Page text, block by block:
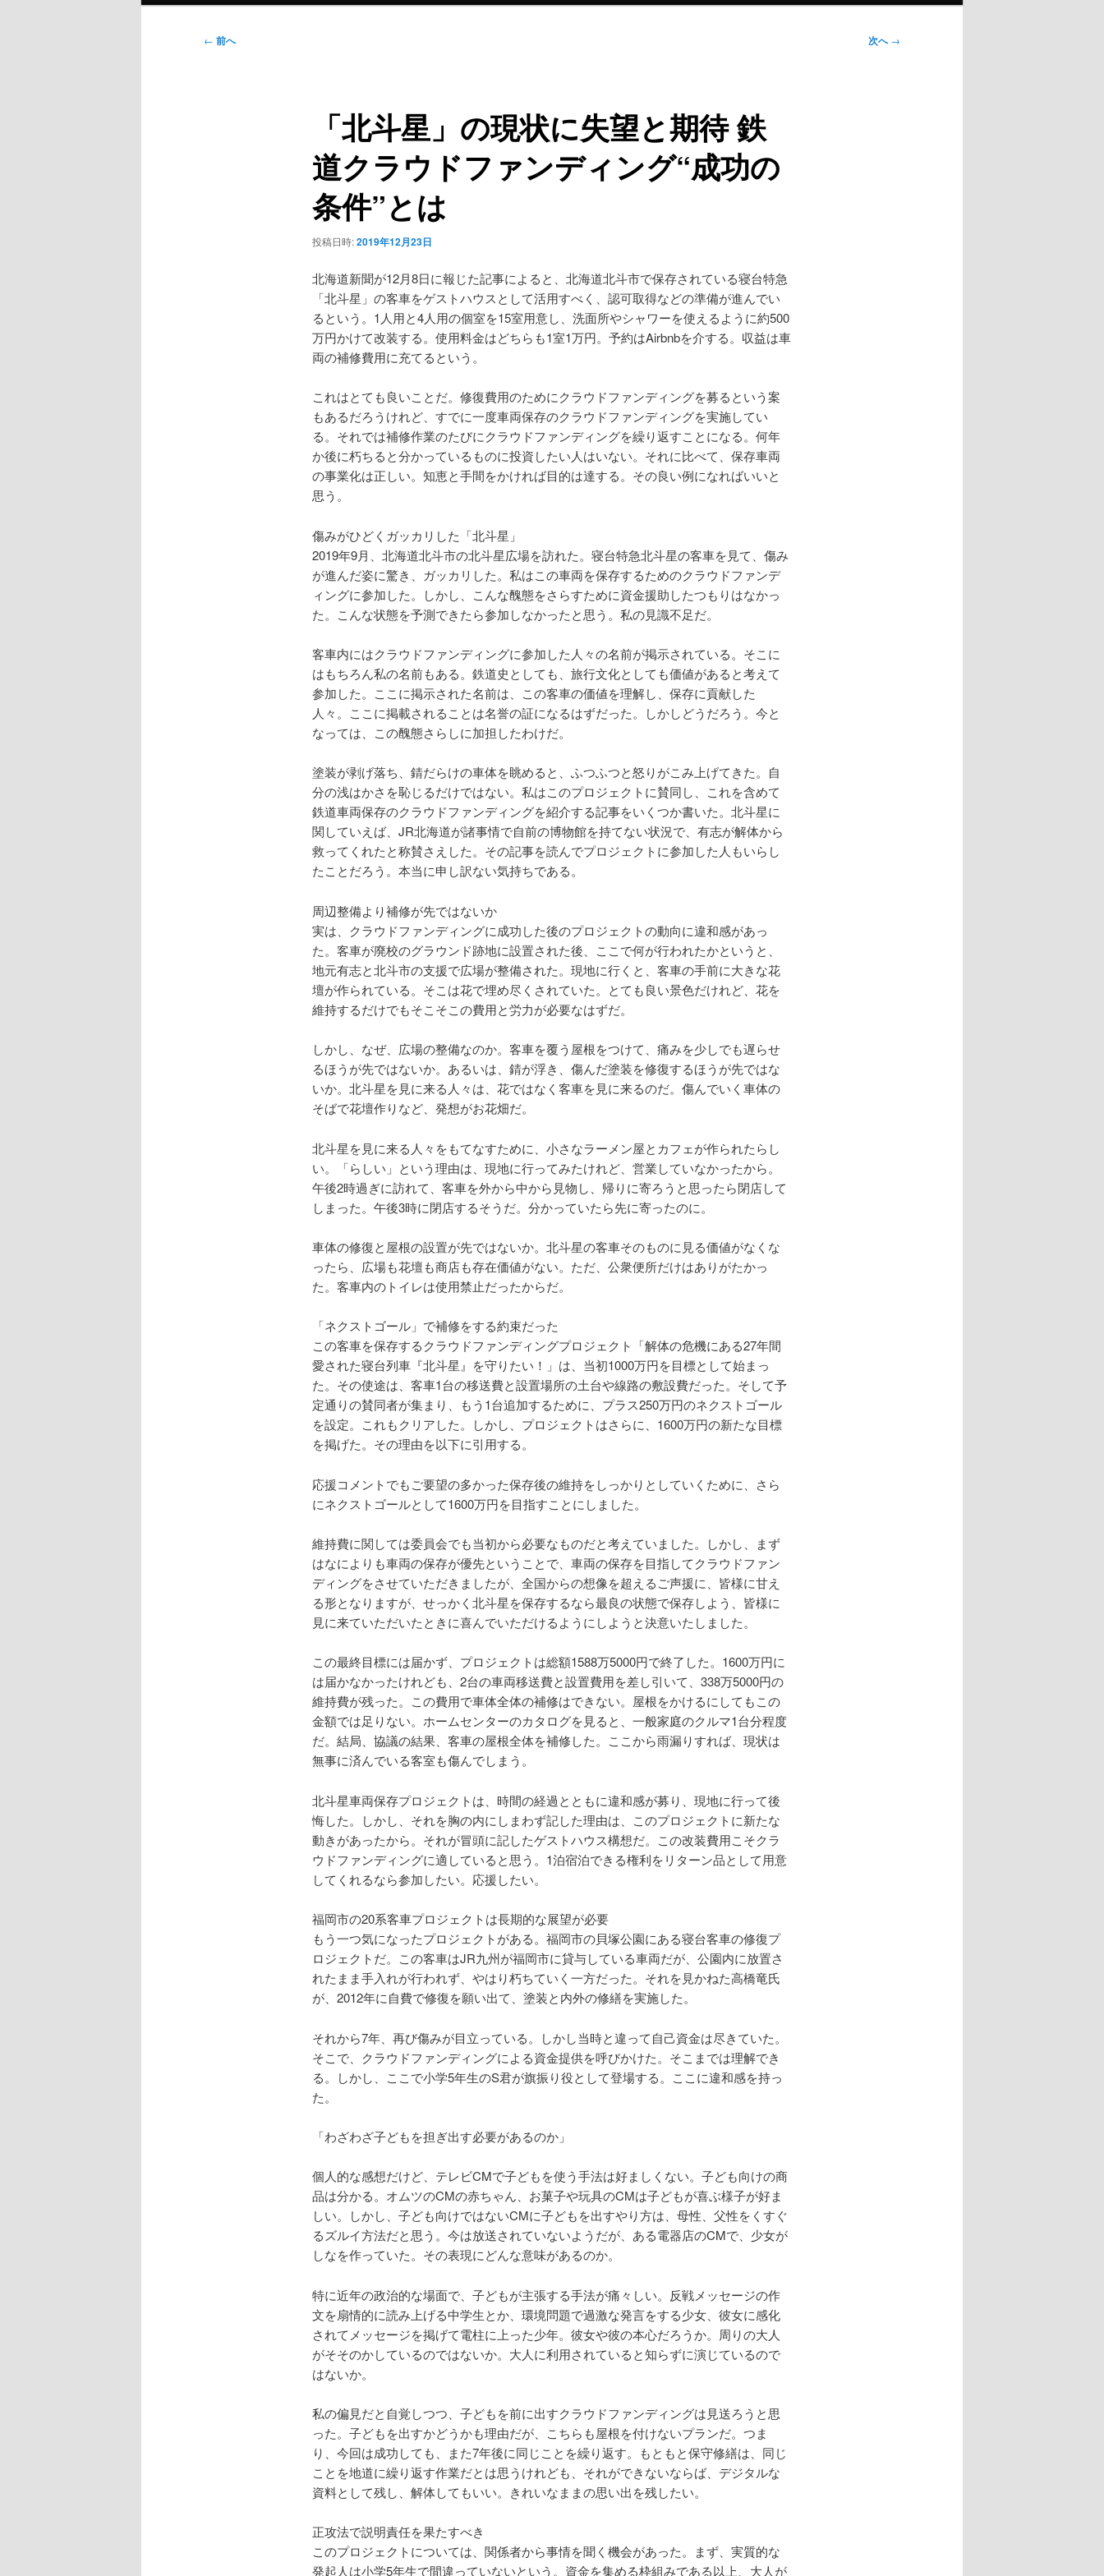
投
← 前へ 次へ→
「北斗星」の現状に失望と期待 鉄
道クラウドファンディング“成功の
条件”とは
投稿日時:2019年12月23日
北海道新聞が12月8日に報じた記事によると、北海道北斗市で保存されている寝台特急
「北斗星」の客車をゲストハウスとして活用すべく、認可取得などの準備が進んでい
るという。1人用と4人用の個室を15室用意し、洗面所やシャワーを使えるように約500
万円かけて改装する。使用料金はどちらも1室1万円。予約はAirbnbを介する。収益は車
両の補修費用に充てるという。
これはとても良いことだ。修復費用のためにクラウドファンディングを募るという案
もあるだろうけれど、すでに一度車両保存のクラウドファンディングを実施してい
る。それでは補修作業のたびにクラウドファンディングを繰り返すことになる。何年
か後に朽ちると分かっているものに投資したい人はいない。それに比べて、保存車両
の事業化は正しい。知恵と手間をかければ目的は達する。その良い例になればいいと
思う。
傷みがひどくガッカリした「北斗星」
2019年9月、北海道北斗市の北斗星広場を訪れた。寝台特急北斗星の客車を見て、傷み
が進んだ姿に驚き、ガッカリした。私はこの車両を保存するためのクラウドファンデ
ィングに参加した。しかし、こんな醜態をさらすために資金援助したつもりはなかっ
た。こんな状態を予測できたら参加しなかったと思う。私の見識不足だ。
客車内にはクラウドファンディングに参加した人々の名前が掲示されている。そこに
はもちろん私の名前もある。鉄道史としても、旅行文化としても価値があると考えて
参加した。ここに掲示された名前は、この客車の価値を理解し、保存に貢献した
人々。ここに掲載されることは名誉の証になるはずだった。しかしどうだろう。今と
なっては、この醜態さらしに加担したわけだ。
塗装が剥げ落ち、錆だらけの車体を眺めると、ふつふつと怒りがこみ上げてきた。自
分の浅はかさを恥じるだけではない。私はこのプロジェクトに賛同し、これを含めて
鉄道車両保存のクラウドファンディングを紹介する記事をいくつか書いた。北斗星に
関していえば、JR北海道が諸事情で自前の博物館を持てない状況で、有志が解体から
救ってくれたと称賛さえした。その記事を読んでプロジェクトに参加した人もいらし
たことだろう。本当に申し訳ない気持ちである。
周辺整備より補修が先ではないか
実は、クラウドファンディングに成功した後のプロジェクトの動向に違和感があっ
た。客車が廃校のグラウンド跡地に設置された後、ここで何が行われたかというと、
地元有志と北斗市の支援で広場が整備された。現地に行くと、客車の手前に大きな花
壇が作られている。そこは花で埋め尽くされていた。とても良い景色だけれど、花を
維持するだけでもそこそこの費用と労力が必要なはずだ。
しかし、なぜ、広場の整備なのか。客車を覆う屋根をつけて、痛みを少しでも遅らせ
るほうが先ではないか。あるいは、錆が浮き、傷んだ塗装を修復するほうが先ではな
いか。北斗星を見に来る人々は、花ではなく客車を見に来るのだ。傷んでいく車体の
そばで花壇作りなど、発想がお花畑だ。
北斗星を見に来る人々をもてなすために、小さなラーメン屋とカフェが作られたらし
い。「らしい」という理由は、現地に行ってみたけれど、営業していなかったから。
午後2時過ぎに訪れて、客車を外から中から見物し、帰りに寄ろうと思ったら閉店して
しまった。午後3時に閉店するそうだ。分かっていたら先に寄ったのに。
車体の修復と屋根の設置が先ではないか。北斗星の客車そのものに見る価値がなくな
ったら、広場も花壇も商店も存在価値がない。ただ、公衆便所だけはありがたかっ
た。客車内のトイレは使用禁止だったからだ。
「ネクストゴール」で補修をする約束だった
この客車を保存するクラウドファンディングプロジェクト「解体の危機にある27年間
愛された寝台列車『北斗星』を守りたい！」は、当初1000万円を目標として始まっ
た。その使途は、客車1台の移送費と設置場所の土台や線路の敷設費だった。そして予
定通りの賛同者が集まり、もう1台追加するために、プラス250万円のネクストゴール
を設定。これもクリアした。しかし、プロジェクトはさらに、1600万円の新たな目標
を掲げた。その理由を以下に引用する。
応援コメントでもご要望の多かった保存後の維持をしっかりとしていくために、さら
にネクストゴールとして1600万円を目指すことにしました。
維持費に関しては委員会でも当初から必要なものだと考えていました。しかし、まず
はなによりも車両の保存が優先ということで、車両の保存を目指してクラウドファン
ディングをさせていただきましたが、全国からの想像を超えるご声援に、皆様に甘え
る形となりますが、せっかく北斗星を保存するなら最良の状態で保存しよう、皆様に
見に来ていただいたときに喜んでいただけるようにしようと決意いたしました。
この最終目標には届かず、プロジェクトは総額1588万5000円で終了した。1600万円に
は届かなかったけれども、2台の車両移送費と設置費用を差し引いて、338万5000円の
維持費が残った。この費用で車体全体の補修はできない。屋根をかけるにしてもこの
金額では足りない。ホームセンターのカタログを見ると、一般家庭のクルマ1台分程度
だ。結局、協議の結果、客車の屋根全体を補修した。ここから雨漏りすれば、現状は
無事に済んでいる客室も傷んでしまう。
北斗星車両保存プロジェクトは、時間の経過とともに違和感が募り、現地に行って後
悔した。しかし、それを胸の内にしまわず記した理由は、このプロジェクトに新たな
動きがあったから。それが冒頭に記したゲストハウス構想だ。この改装費用こそクラ
ウドファンディングに適していると思う。1泊宿泊できる権利をリターン品として用意
してくれるなら参加したい。応援したい。
福岡市の20系客車プロジェクトは長期的な展望が必要
もう一つ気になったプロジェクトがある。福岡市の貝塚公園にある寝台客車の修復プ
ロジェクトだ。この客車はJR九州が福岡市に貸与している車両だが、公園内に放置さ
れたまま手入れが行われず、やはり朽ちていく一方だった。それを見かねた高橋竜氏
が、2012年に自費で修復を願い出て、塗装と内外の修繕を実施した。
それから7年、再び傷みが目立っている。しかし当時と違って自己資金は尽きていた。
そこで、クラウドファンディングによる資金提供を呼びかけた。そこまでは理解でき
る。しかし、ここで小学5年生のS君が旗振り役として登場する。ここに違和感を持っ
た。
「わざわざ子どもを担ぎ出す必要があるのか」
個人的な感想だけど、テレビCMで子どもを使う手法は好ましくない。子ども向けの商
品は分かる。オムツのCMの赤ちゃん、お菓子や玩具のCMは子どもが喜ぶ様子が好ま
しい。しかし、子ども向けではないCMに子どもを出すやり方は、母性、父性をくすぐ
るズルイ方法だと思う。今は放送されていないようだが、ある電器店のCMで、少女が
しなを作っていた。その表現にどんな意味があるのか。
特に近年の政治的な場面で、子どもが主張する手法が痛々しい。反戦メッセージの作
文を扇情的に読み上げる中学生とか、環境問題で過激な発言をする少女、彼女に感化
されてメッセージを掲げて電柱に上った少年。彼女や彼の本心だろうか。周りの大人
がそそのかしているのではないか。大人に利用されていると知らずに演じているので
はないか。
私の偏見だと自覚しつつ、子どもを前に出すクラウドファンディングは見送ろうと思
った。子どもを出すかどうかも理由だが、こちらも屋根を付けないプランだ。つま
り、今回は成功しても、また7年後に同じことを繰り返す。もともと保守修繕は、同じ
ことを地道に繰り返す作業だとは思うけれども、それができないならば、デジタルな
資料として残し、解体してもいい。きれいなままの思い出を残したい。
正攻法で説明責任を果たすべき
このプロジェクトについては、関係者から事情を聞く機会があった。まず、実質的な
発起人は小学5年生で間違っていないという。資金を集める枠組みである以上、大人が